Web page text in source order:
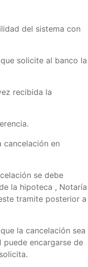
del sistema con
solicite al banco la
recibida la
cancelación en
se debe
la hipoteca , Notaría
tramite posterior a
la cancelación sea
puede encargarse de